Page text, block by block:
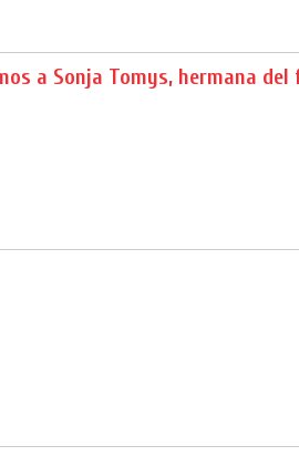
a Sonja Tomys, hermana del